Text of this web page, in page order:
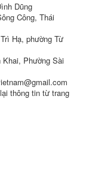
Dũng
Công, Thái
Hạ, phường Từ
Khai, Phường Sài
thông tin từ trang